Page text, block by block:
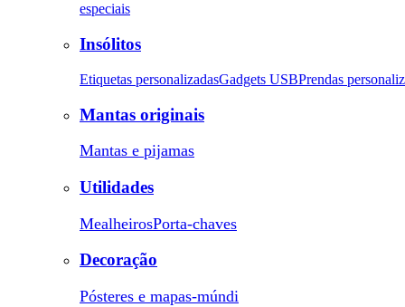
especiais
Insólitos
Etiquetas personalizadasGadgets USBPrendas
Mantas originais
Mantas e pijamas
Utilidades
MealheirosPorta-chaves
Decoração
Pósteres e mapas-múndi